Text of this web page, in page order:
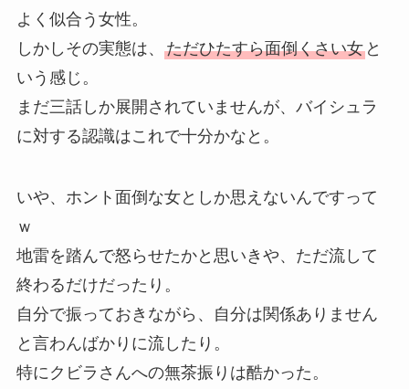
よく似合う女性。
しかしその実態は、 ただひたすら面倒くさい女と
いう感じ。
まだ三話しか展開されていませんが、バイシュラ
に対する認識はこれで十分かなと。
いや、ホント面倒な女としか思えないんですって
ｗ
地雷を踏んで怒らせたかと思いきや、ただ流して
終わるだけだったり。
自分で振っておきながら、自分は関係ありません
と言わんばかりに流したり。
特にクビラさんへの無茶振りは酷かった。